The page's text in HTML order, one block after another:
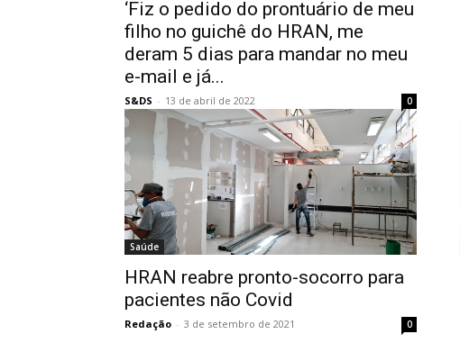
‘Fiz o pedido do prontuário de meu
filho no guichê do HRAN, me
deram 5 dias para mandar no meu
e-mail e já...
S&DS - 13 de abril de 2022 0
Saúde
HRAN reabre pronto-socorro para
pacientes não Covid
Redação - 3 de setembro de 2021 0